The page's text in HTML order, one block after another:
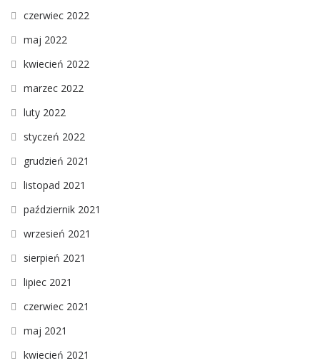
czerwiec 2022
maj 2022
kwiecień 2022
marzec 2022
luty 2022
styczeń 2022
grudzień 2021
listopad 2021
październik 2021
wrzesień 2021
sierpień 2021
lipiec 2021
czerwiec 2021
maj 2021
kwiecień 2021